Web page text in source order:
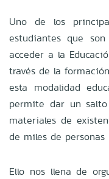
Uno de los
estudiantes que
acceder a la
través de la
esta modalidad
permite dar un
materiales de
de miles de personas
Ello nos llena de